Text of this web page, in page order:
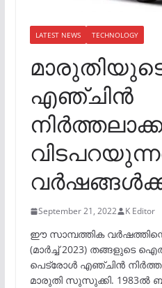
LATEST NEWS TECHNOLOGY
എഞ്ചിൻ
September 21, 2022 K Editor
ഈ സാമ്പത്തിക
(മാർച്ച് 2023) തങ്ങളുടെ
പെട്രോൾ എഞ്ചിൻ
മാരുതി സുസുക്കി. 1983ൽ